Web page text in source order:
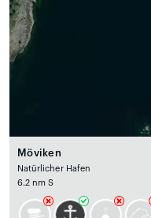
Möviken
Natürlicher Hafen
6.2 nm S